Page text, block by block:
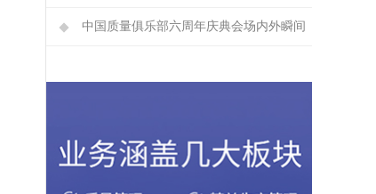
中国质量俱乐部六周年庆典会场内外瞬间